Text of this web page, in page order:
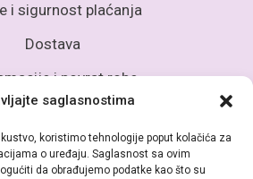
saglasnostima
koristimo tehnologije poput kolačića za
o uređaju. Saglasnost sa ovim
da obrađujemo podatke kao što su
i sigurnost plaćanja
Dostava
i povrat robe